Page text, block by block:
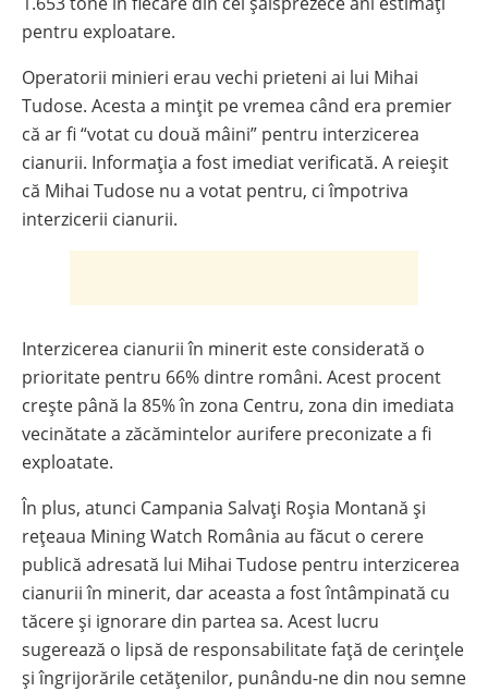
pentru exploatare.
Operatorii minieri erau vechi prieteni ai lui Mihai
Tudose. Acesta a mințit pe vremea când era premier
că ar fi “votat cu două mâini” pentru interzicerea
cianurii. Informația a fost imediat verificată. A reieșit
că Mihai Tudose nu a votat pentru, ci împotriva
interzicerii cianurii.
Interzicerea cianurii în minerit este considerată o
prioritate pentru 66% dintre români. Acest procent
crește până la 85% în zona Centru, zona din imediata
vecinătate a zăcămintelor aurifere preconizate a fi
exploatate.
În plus, atunci Campania Salvați Roșia Montană și
rețeaua Mining Watch România au făcut o cerere
publică adresată lui Mihai Tudose pentru interzicerea
cianurii în minerit, dar aceasta a fost întâmpinată cu
tăcere și ignorare din partea sa. Acest lucru
sugerează o lipsă de responsabilitate față de cerințele
și îngrijorările cetățenilor, punându-ne din nou semne